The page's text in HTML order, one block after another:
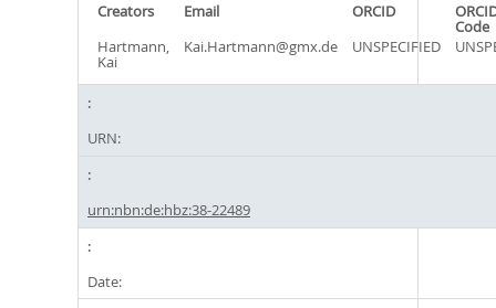
Creators Email ORCID
Code
Hartmann,
Kai
Kai.Hartmann@gmx.de UNSPECIFIED
URN:
urn:nbn:de:hbz:38-22489
Date: